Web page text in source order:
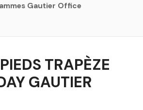
Gautier Office
TRAPÈZE
GAUTIER